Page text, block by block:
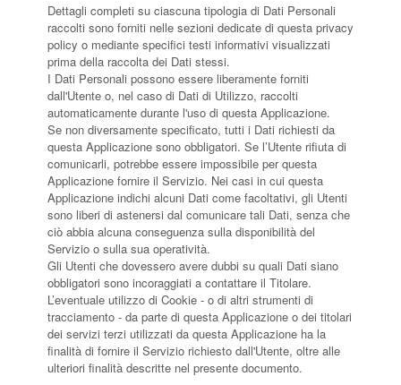
Dettagli completi su ciascuna tipologia di Dati Personali
raccolti sono forniti nelle sezioni dedicate di questa privacy
policy o mediante specifici testi informativi visualizzati
prima della raccolta dei Dati stessi.
I Dati Personali possono essere liberamente forniti
dall'Utente o, nel caso di Dati di Utilizzo, raccolti
automaticamente durante l'uso di questa Applicazione.
Se non diversamente specificato, tutti i Dati richiesti da
questa Applicazione sono obbligatori. Se l’Utente rifiuta di
comunicarli, potrebbe essere impossibile per questa
Applicazione fornire il Servizio. Nei casi in cui questa
Applicazione indichi alcuni Dati come facoltativi, gli Utenti
sono liberi di astenersi dal comunicare tali Dati, senza che
ciò abbia alcuna conseguenza sulla disponibilità del
Servizio o sulla sua operatività.
Gli Utenti che dovessero avere dubbi su quali Dati siano
obbligatori sono incoraggiati a contattare il Titolare.
L’eventuale utilizzo di Cookie - o di altri strumenti di
tracciamento - da parte di questa Applicazione o dei titolari
dei servizi terzi utilizzati da questa Applicazione ha la
finalità di fornire il Servizio richiesto dall'Utente, oltre alle
ulteriori finalità descritte nel presente documento.